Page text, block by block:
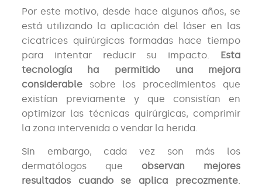
Por este motivo, desde hace algunos años, se
está utilizando la aplicación del láser en las
cicatrices quirúrgicas formadas hace tiempo
para intentar reducir su impacto. Esta
tecnología ha permitido una mejora
considerablesobre los procedimientos que
existían previamente y que consistían en
optimizar las técnicas quirúrgicas, comprimir
la zona intervenida o vendar la herida.
Sin embargo, cada vez son más los
dermatólogos que observan mejores
resultados cuando se aplica precozmente.